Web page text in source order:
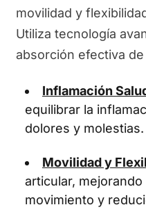
movilidad y
Utiliza tecnología
absorción efectiva
Inflamación
equilibrar la
dolores y molestias.
Movilidad y
articular, mejorando
movimiento y